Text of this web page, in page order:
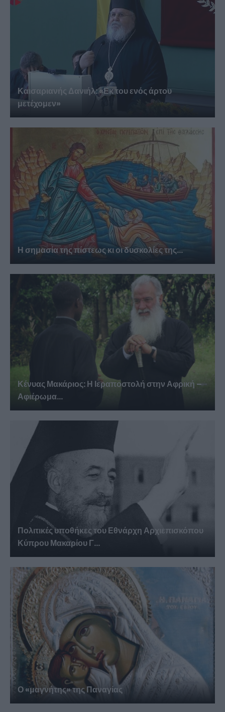
Καισαριανής Δανιήλ: «Εκ του ενός άρτου
μετέχομεν»
Η σημασία της πίστεως κι οι δυσκολίες της...
Κένυας Μακάριος: Η Ιεραποστολή στην Αφρική –
Αφιέρωμα...
Πολιτικές υποθήκες του Εθνάρχη Αρχιεπισκόπου
Κύπρου Μακαρίου Γ...
Ο «μαγνήτης» της Παναγίας